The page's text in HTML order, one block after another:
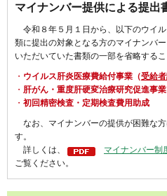
マイナンバー提供による提出
令和８年５月１日から、以下のウイ
類に提出の対象となる方のマイナンバ
いただいていた書類の一部を省略するこ
・ ウイルス肝炎医療費給付事業（受給
・ 肝がん・重度肝硬変治療研究促進事
・ 初回精密検査・定期検査費用助成
なお、マイナンバーの提供が困難な
す。
詳しくは、
マイナンバー制
ご覧ください。